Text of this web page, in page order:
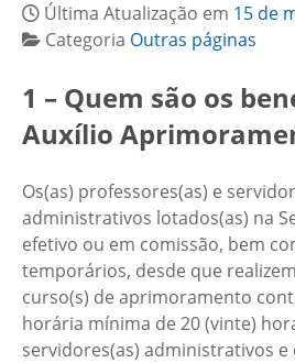
Última Atualização em 15 de
Categoria Outras páginas
1 – Quem são os
Auxílio
Os(as) professores(as) e
administrativos lotados(as) na
efetivo ou em comissão, bem
temporários, desde que
curso(s) de aprimoramento
horária mínima de 20 (vinte)
servidores(as) administrativos e